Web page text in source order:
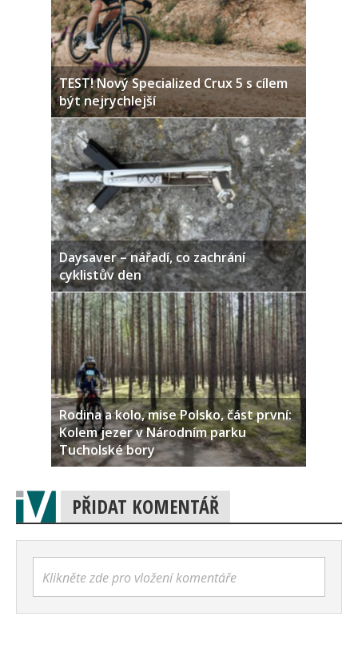
TEST! Nový Specialized Crux 5 s cílem
být nejrychlejší
Daysaver – nářadí, co zachrání
cyklistův den
Rodina a kolo, mise Polsko, část první:
Kolem jezer v Národním parku
Tucholské bory
PŘIDAT KOMENTÁŘ
Klikněte zde pro vložení komentáře